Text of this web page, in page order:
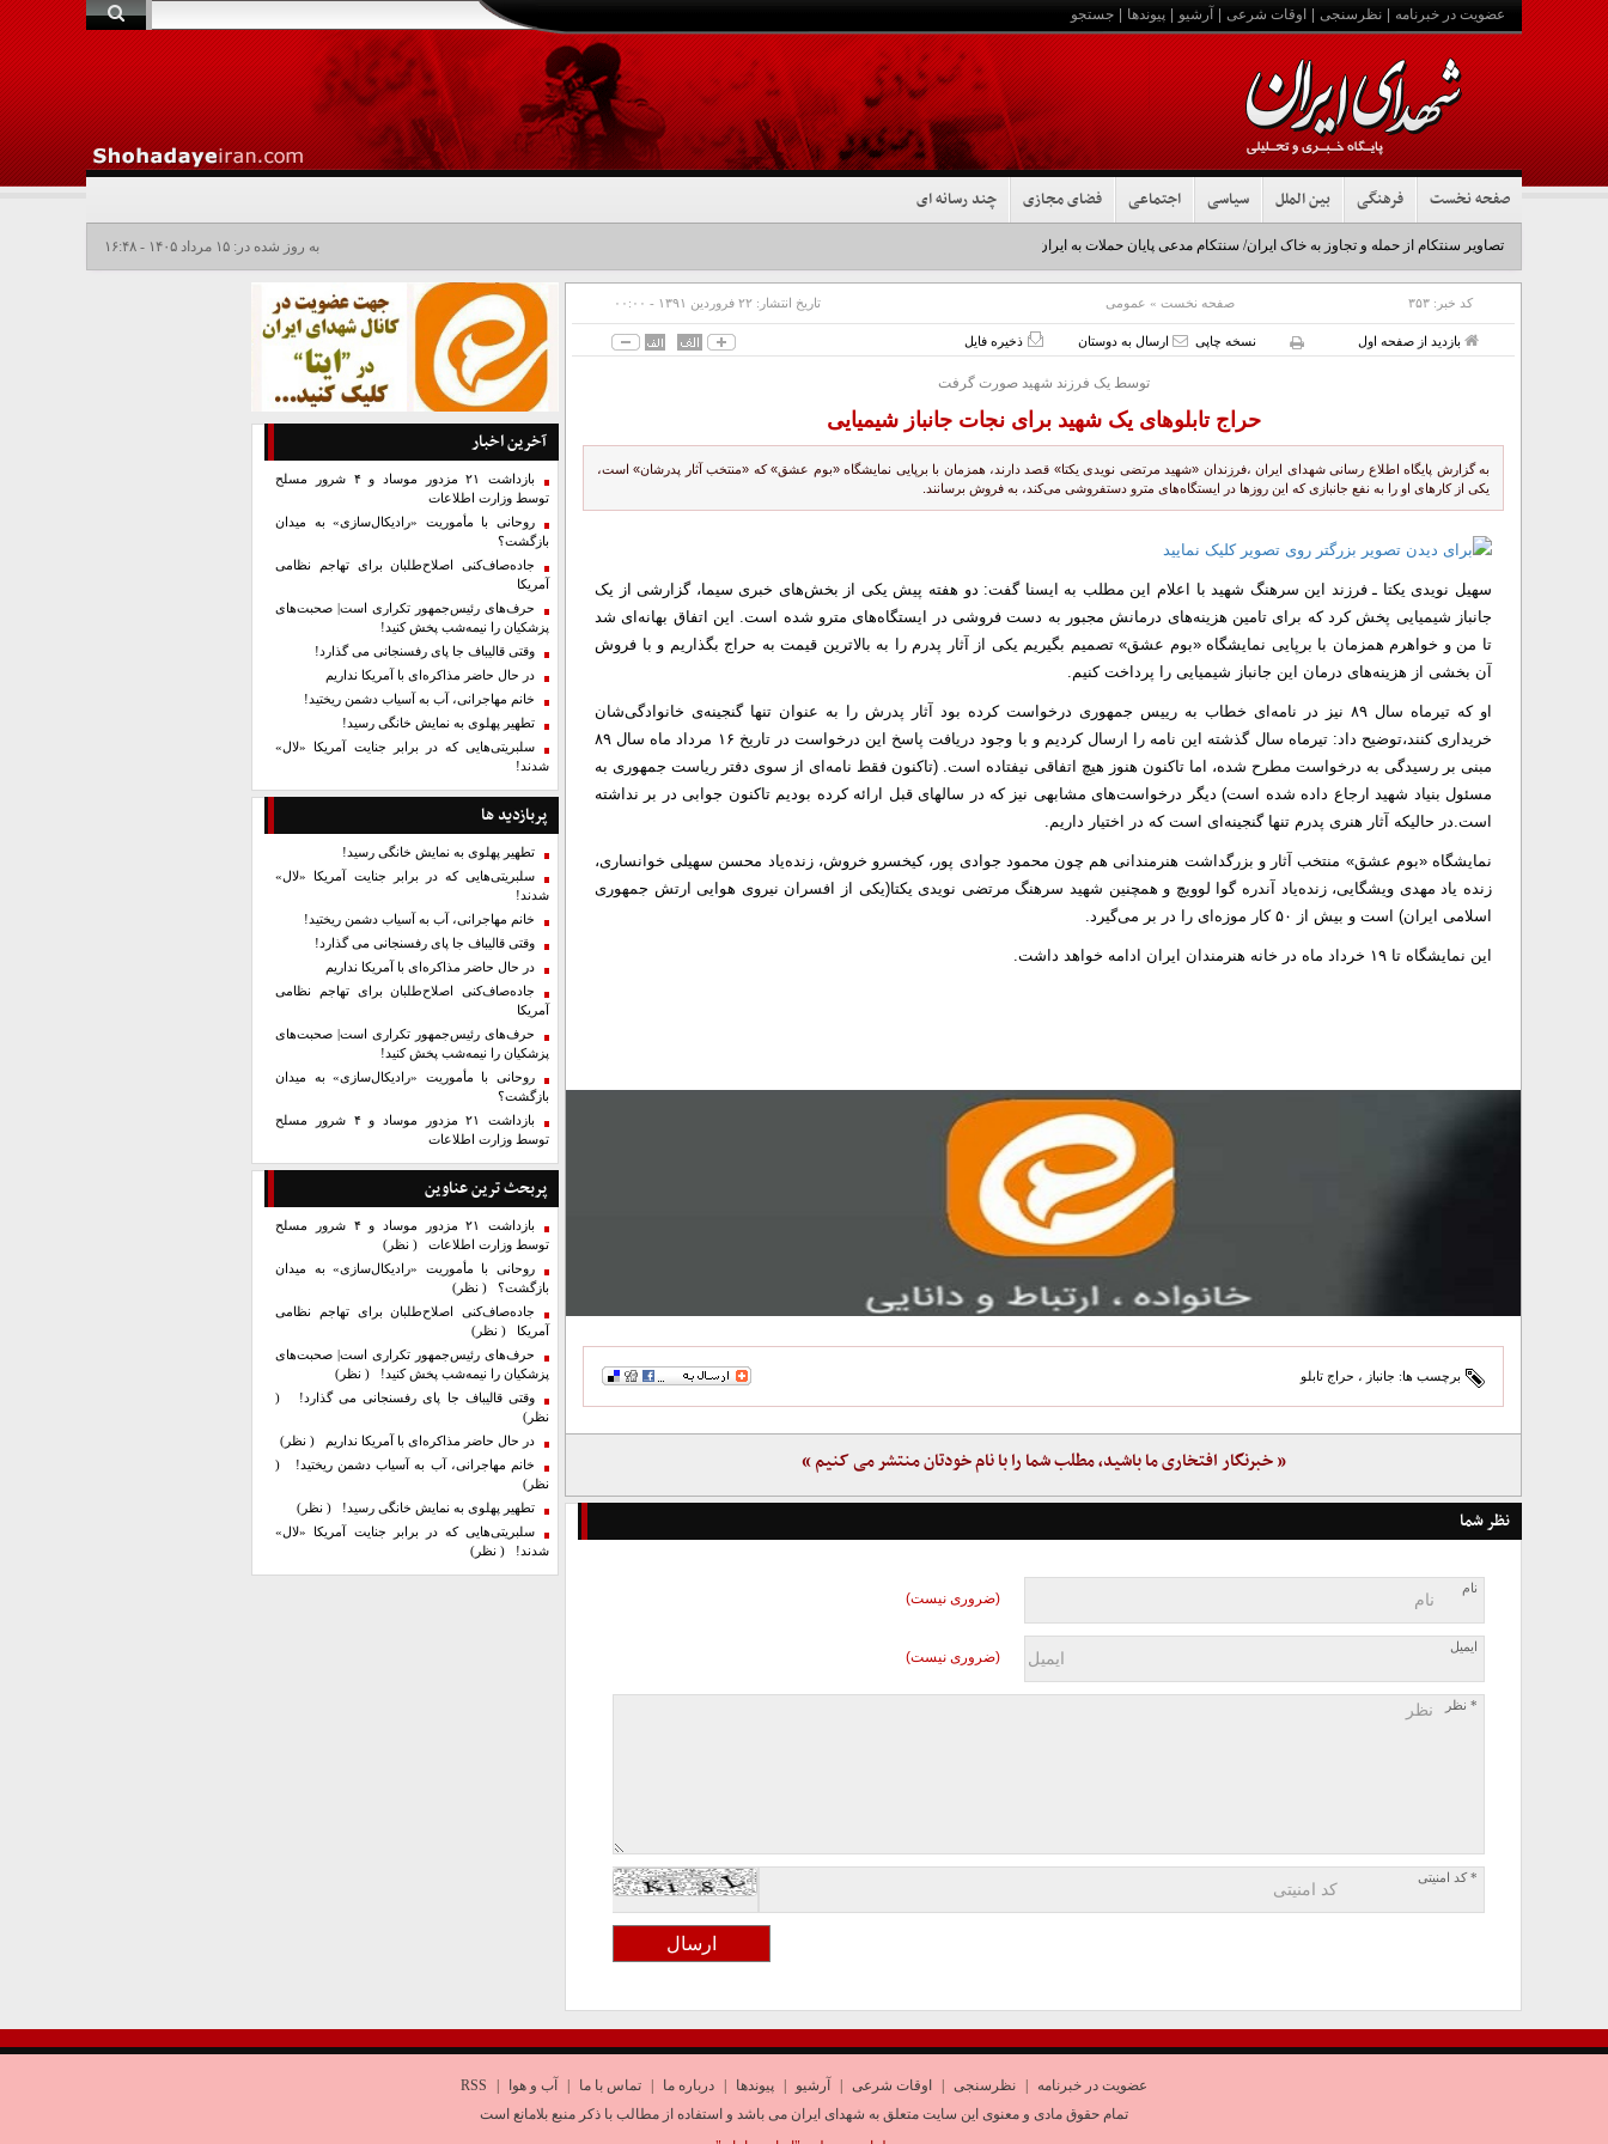
عضویت در خبرنامه نظرسنجی اوقات شرعی آرشیو پیوندها جستجو
صفحه نخست فرهنگی بین الملل سیاسی اجتماعی فضای مجازی چند رسانه ای
تصاویر سنتکام از حمله و تجاوز به خاک ایران/ سنتکام مدعی پایان حملات به ایران شد+فیلم به روز شده در: ۱۵ مرداد ۱۴۰۵ - ۱۶:۴۸
کد خبر: ۳۵۳ صفحه نخست » عمومی تاریخ انتشار: ۲۲ فروردين ۱۳۹۱ - ۰۰:۰۰
بازدید از صفحه اول نسخه چاپی ارسال به دوستان ذخیره فایل
توسط یک فرزند شهید صورت گرفت
حراج تابلوهای یک شهید برای نجات جانباز شیمیایی
به گزارش پایگاه اطلاع رسانی شهدای ایران ،فرزندان «شهید مرتضی نویدی یکتا» قصد دارند، همزمان با برپایی نمایشگاه «بوم عشق» که «منتخب آثار پدرشان» است،
یکی از کارهای او را به نفع جانبازی که این روزها در ایستگاه‌های مترو دستفروشی می‌کند، به فروش برسانند.
سهیل نویدی یکتا ـ فرزند این سرهنگ شهید با اعلام این مطلب به ایسنا گفت: دو هفته پیش یکی از بخش‌های خبری سیما، گزارشی از یک
جانباز شیمیایی پخش کرد که برای تامین هزینه‌های درمانش مجبور به دست فروشی در ایستگاه‌های مترو شده است. این اتفاق بهانه‌ای شد
تا من و خواهرم همزمان با برپایی نمایشگاه «بوم عشق» تصمیم بگیریم یکی از آثار پدرم را به بالاترین قیمت به حراج بگذاریم و با فروش
آن بخشی از هزینه‌های درمان این جانباز شیمیایی را پرداخت کنیم.
او که تیرماه سال ۸۹ نیز در نامه‌ای خطاب به رییس جمهوری درخواست کرده بود آثار پدرش را به عنوان تنها گنجینه‌ی خانوادگی‌شان
خریداری کنند،توضیح داد: تیرماه سال گذشته این نامه را ارسال کردیم و با وجود دریافت پاسخ این درخواست در تاریخ ۱۶ مرداد ماه سال ۸۹
مبنی بر رسیدگی به درخواست مطرح شده، اما تاکنون هنوز هیچ اتفاقی نیفتاده است. (تاکنون فقط نامه‌ای از سوی دفتر ریاست جمهوری به
مسئول بنیاد شهید ارجاع داده شده است) دیگر درخواست‌های مشابهی نیز که در سالهای قبل ارائه کرده بودیم تاکنون جوابی در بر نداشته
است.در حالیکه آثار هنری پدرم تنها گنجینه‌ای است که در اختیار داریم.
نمایشگاه «بوم عشق» منتخب آثار و بزرگداشت هنرمندانی هم چون محمود جوادی پور، کیخسرو خروش، زنده‌یاد محسن سهیلی خوانساری،
زنده یاد مهدی ویشگایی، زنده‌یاد آندره گوا لوویچ و همچنین شهید سرهنگ مرتضی نویدی یکتا(یکی از افسران نیروی هوایی ارتش جمهوری
اسلامی ایران) است و بیش از ۵۰ کار موزه‌ای را در بر می‌گیرد.
این نمایشگاه تا ۱۹ خرداد ماه در خانه هنرمندان ایران ادامه خواهد داشت.
برچسب ها: جانباز ، حراج تابلو
« خبرنگار افتخاری ما باشید، مطلب شما را با نام خودتان منتشر می کنیم »
نظر شما
نام
(ضروری نیست)
ایمیل
(ضروری نیست)
* نظر
* کد امنیتی
آخرین اخبار
بازداشت ۲۱ مزدور موساد و ۴ شرور مسلح
توسط وزارت اطلاعات
روحانی با مأموریت «رادیکال‌سازی» به میدان
بازگشت؟
جاده‌صاف‌کنی اصلاح‌طلبان برای تهاجم نظامی
آمریکا
حرف‌های رئیس‌جمهور تکراری است| صحبت‌های
پزشکیان را نیمه‌شب پخش کنید!
وقتی قالیباف جا پای رفسنجانی می گذارد!
در حال حاضر مذاکره‌ای با آمریکا نداریم
خانم مهاجرانی، آب به آسیاب دشمن ریختید!
تطهیر پهلوی به نمایش خانگی رسید!
سلبریتی‌هایی که در برابر جنایت آمریکا «لال»
شدند!
پربازدید ها
تطهیر پهلوی به نمایش خانگی رسید!
سلبریتی‌هایی که در برابر جنایت آمریکا «لال»
شدند!
خانم مهاجرانی، آب به آسیاب دشمن ریختید!
وقتی قالیباف جا پای رفسنجانی می گذارد!
در حال حاضر مذاکره‌ای با آمریکا نداریم
جاده‌صاف‌کنی اصلاح‌طلبان برای تهاجم نظامی
آمریکا
حرف‌های رئیس‌جمهور تکراری است| صحبت‌های
پزشکیان را نیمه‌شب پخش کنید!
روحانی با مأموریت «رادیکال‌سازی» به میدان
بازگشت؟
بازداشت ۲۱ مزدور موساد و ۴ شرور مسلح
توسط وزارت اطلاعات
پربحث ترین عناوین
بازداشت ۲۱ مزدور موساد و ۴ شرور مسلح
توسط وزارت اطلاعات ( نظر)
روحانی با مأموریت «رادیکال‌سازی» به میدان
بازگشت؟ ( نظر)
جاده‌صاف‌کنی اصلاح‌طلبان برای تهاجم نظامی
آمریکا ( نظر)
حرف‌های رئیس‌جمهور تکراری است| صحبت‌های
پزشکیان را نیمه‌شب پخش کنید! ( نظر)
وقتی قالیباف جا پای رفسنجانی می گذارد! (
نظر)
در حال حاضر مذاکره‌ای با آمریکا نداریم ( نظر)
خانم مهاجرانی، آب به آسیاب دشمن ریختید! (
نظر)
تطهیر پهلوی به نمایش خانگی رسید! ( نظر)
سلبریتی‌هایی که در برابر جنایت آمریکا «لال»
شدند! ( نظر)
عضویت در خبرنامه | نظرسنجی | اوقات شرعی | آرشیو | پیوندها | درباره ما | تماس با ما | آب و هوا |
RSS
تمام حقوق مادی و معنوی این سایت متعلق به شهدای ایران می باشد و استفاده از مطالب با ذکر منبع بلامانع است